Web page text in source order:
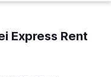
Express Rent